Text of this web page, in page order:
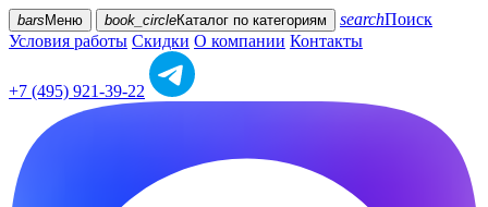
bars Меню book_circleКаталог по категориям searchПоиск
Условия работы Скидки О компании Контакты
+7 (495) 921-39-22